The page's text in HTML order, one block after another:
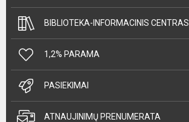
BIBLIOTEKA-INFORMACINIS CENTRAS
1,2% PARAMA
PASIEKIMAI
ATNAUJINIMŲ PRENUMERATA